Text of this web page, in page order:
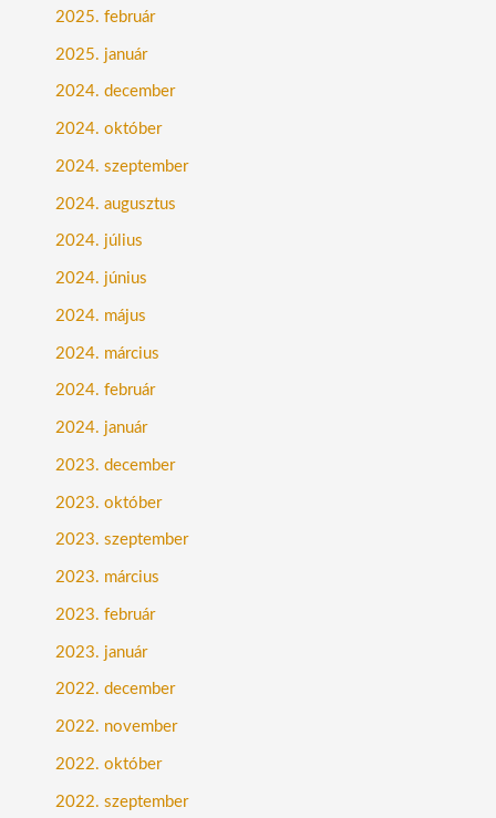
2025. február
2025. január
2024. december
2024. október
2024. szeptember
2024. augusztus
2024. július
2024. június
2024. május
2024. március
2024. február
2024. január
2023. december
2023. október
2023. szeptember
2023. március
2023. február
2023. január
2022. december
2022. november
2022. október
2022. szeptember